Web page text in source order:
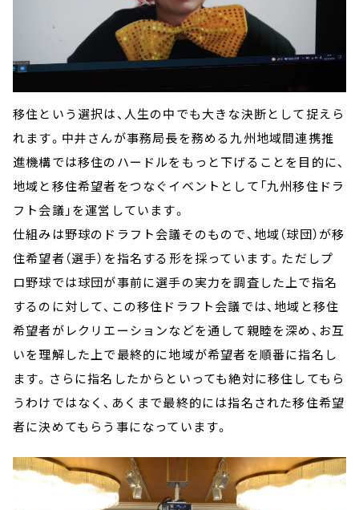
移住という選択は、人生の中でも大きな決断として捉えら
れます。中井さんが事務局長を務める九州地域間連携推
進機構では移住のハードルをもっと下げることを目的に、
地域と移住希望者をつなぐイベントとして「九州移住ドラ
フト会議」を運営しています。
仕組みは野球のドラフト会議そのもので、地域（球団）が移
住希望者（選手）を指名する形を採っています。ただしプ
ロ野球では球団が事前に選手の実力を調査した上で指名
するのに対して、この移住ドラフト会議では、地域と移住
希望者がレクリエーションなどを通して親睦を深め、お互
いを理解した上で最終的に地域が希望者を順番に指名し
ます。さらに指名したからといっても絶対に移住してもら
うわけではなく、あくまで最終的には指名された移住希望
者に決めてもらう事になっています。